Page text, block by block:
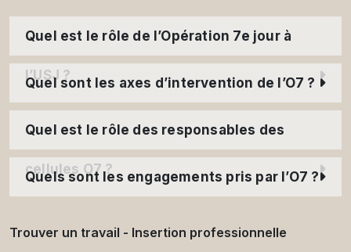
Quel est le rôle de l’Opération 7e jour à
l’USJ ?
Quel sont les axes d’intervention de l’O7 ?
Quel est le rôle des responsables des
cellules O7 ?
Quels sont les engagements pris par l’O7 ?
Trouver un travail - Insertion professionnelle